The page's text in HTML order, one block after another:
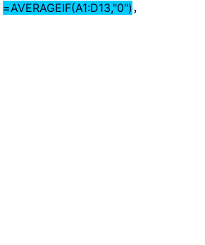
=AVERAGEIF(A1:D13,"0") ，